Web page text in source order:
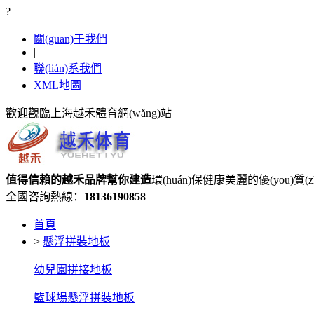
?
關(guān)于我們
|
聯(lián)系我們
XML地圖
歡迎觀臨上海越禾體育網(wǎng)站
值得信賴的越禾品牌幫你建造環(huán)保健康美麗的優(yōu)質
全國咨詢熱線： 18136190858
首頁
> 懸浮拼裝地板
幼兒園拼接地板
籃球場懸浮拼裝地板